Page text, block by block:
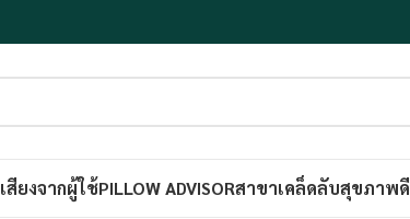
เสียงจากผู้ใช้PILLOW ADVISORสาขาเคล็ดลับสุขภาพดี